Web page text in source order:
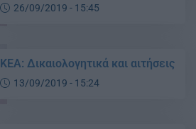
26/09/2019 - 15:45
ΚΕΑ: Δικαιολογητικά και αιτήσεις
13/09/2019 - 15:24